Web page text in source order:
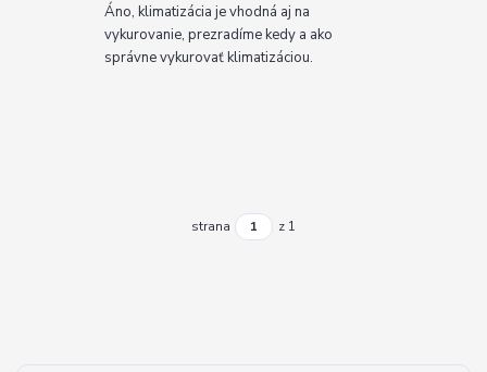
Áno, klimatizácia je vhodná aj na
vykurovanie, prezradíme kedy a ako
správne vykurovať klimatizáciou.
strana z 1